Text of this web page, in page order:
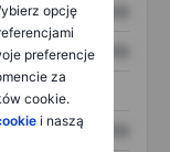
opcję
preferencje
za
cookie.
i naszą
XXXXXXX
XXXXXXX
XXXXXXX